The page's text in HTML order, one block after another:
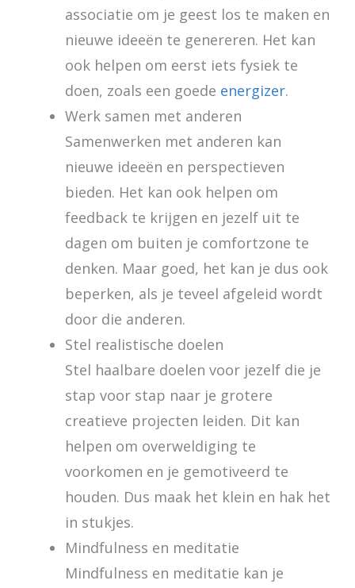
associatie om je geest los te maken en
nieuwe ideeën te genereren. Het kan
ook helpen om eerst iets fysiek te
doen, zoals een goede energizer.
Werk samen met anderen
Samenwerken met anderen kan
nieuwe ideeën en perspectieven
bieden. Het kan ook helpen om
feedback te krijgen en jezelf uit te
dagen om buiten je comfortzone te
denken. Maar goed, het kan je dus ook
beperken, als je teveel afgeleid wordt
door die anderen.
Stel realistische doelen
Stel haalbare doelen voor jezelf die je
stap voor stap naar je grotere
creatieve projecten leiden. Dit kan
helpen om overweldiging te
voorkomen en je gemotiveerd te
houden. Dus maak het klein en hak het
in stukjes.
Mindfulness en meditatie
Mindfulness en meditatie kan je